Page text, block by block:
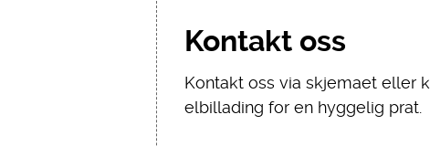
Kontakt oss
Kontakt oss via skjemaet eller
elbillading for en hyggelig prat.